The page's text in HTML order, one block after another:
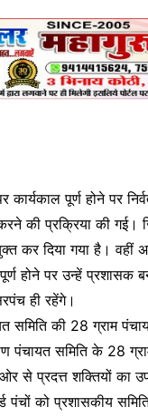
पूर्ण होने पर
की प्रक्रिया की गई।
कर दिया गया है। वहीं
होने पर उन्हें प्रशासक
ही रहेंगे।
की 28 ग्राम
समिति के 28
से प्रदत्त शक्तियों का
पंचों को प्रशासकीय